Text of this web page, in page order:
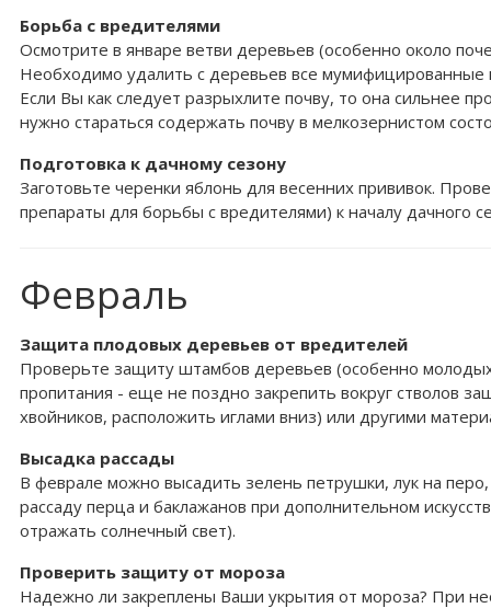
Борьба с вредителями
Осмотрите в январе ветви деревьев (особенно около
Необходимо удалить с деревьев все мумифицированные
Если Вы как следует разрыхлите почву, то она сильнее
нужно стараться содержать почву в мелкозернистом
Подготовка к дачному сезону
Заготовьте черенки яблонь для весенних прививок.
препараты для борьбы с вредителями) к началу дачного
Февраль
Защита плодовых деревьев от вредителей
Проверьте защиту штамбов деревьев (особенно
пропитания - еще не поздно закрепить вокруг стволов
хвойников, расположить иглами вниз) или другими
Высадка рассады
В феврале можно высадить зелень петрушки, лук на
рассаду перца и баклажанов при дополнительном
отражать солнечный свет).
Проверить защиту от мороза
Надежно ли закреплены Ваши укрытия от мороза? При